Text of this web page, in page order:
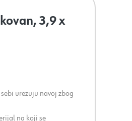
3,9 x
urezuju navoj zbog
na koji se